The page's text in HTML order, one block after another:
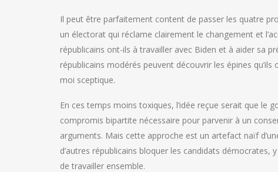
Il peut être parfaitement content de passer les quatre
un électorat qui réclame clairement le changement et
républicains ont-ils à travailler avec Biden et à aider sa
républicains modérés peuvent découvrir les épines
moi sceptique.
En ces temps moins toxiques, l’idée reçue serait que le
compromis bipartite nécessaire pour parvenir à un
arguments. Mais cette approche est un artefact naïf
d’autres républicains bloquer les candidats
de travailler ensemble.